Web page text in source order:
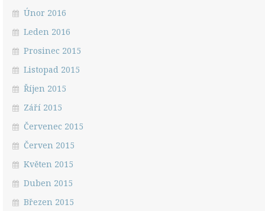
Únor 2016
Leden 2016
Prosinec 2015
Listopad 2015
Říjen 2015
Září 2015
Červenec 2015
Červen 2015
Květen 2015
Duben 2015
Březen 2015